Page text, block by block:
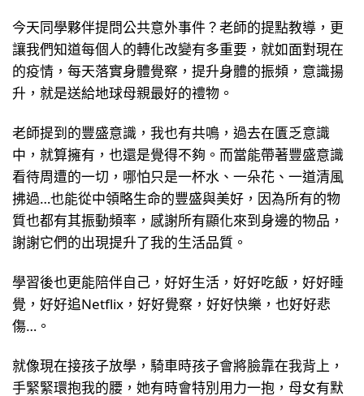
今天同學夥伴提問公共意外事件？老師的提點教導，更
讓我們知道每個人的轉化改變有多重要，就如面對現在
的疫情，每天落實身體覺察，提升身體的振頻，意識揚
升，就是送給地球母親最好的禮物。
老師提到的豐盛意識，我也有共鳴，過去在匱乏意識
中，就算擁有，也還是覺得不夠。而當能帶著豐盛意識
看待周遭的一切，哪怕只是一杯水、一朵花、一道清風
拂過…也能從中領略生命的豐盛與美好，因為所有的物
質也都有其振動頻率，感謝所有顯化來到身邊的物品，
謝謝它們的出現提升了我的生活品質。
學習後也更能陪伴自己，好好生活，好好吃飯，好好睡
覺，好好追Netflix，好好覺察，好好快樂，也好好悲
傷…。
就像現在接孩子放學，騎車時孩子會將臉靠在我背上，
手緊緊環抱我的腰，她有時會特別用力一抱，母女有默